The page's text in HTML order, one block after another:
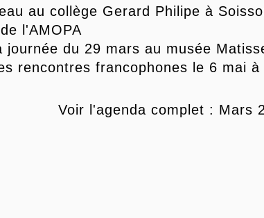
au collège Gerard Philipe à
l'AMOPA
journée du 29 mars au musée
rencontres francophones le 6 mai
Voir l'agenda complet : Mars